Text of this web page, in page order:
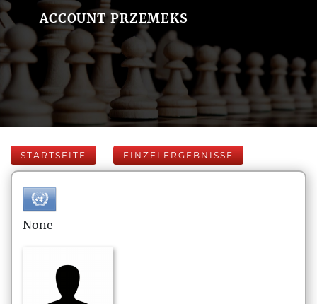
ACCOUNT PRZEMEKS
STARTSEITE EINZELERGEBNISSE
None